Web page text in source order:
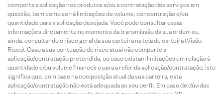
comporta a aplicação nos produtos e/ou a contratação dos serviços em
questão, bem como se há limitações de volume, concentração e/ou
quantidade para a aplicação desejada. Você pode consultar essas
informações diretamente no momento da transmissão da sua ordem ou,
ainda, consultando o risco geral da sua carteira na tela de carteira (Visão
Risco). Caso a sua pontuação de risco atual não comporte a
aplicação/contratação pretendida, ou caso existam limitações em relação à
quantidade e/ou volume financeiro para a referida aplicação/contratação, isto
significa que, com base na composição atual da sua carteira, esta
aplicação/contratação não está adequada ao seu perfil. Em caso de dúvidas